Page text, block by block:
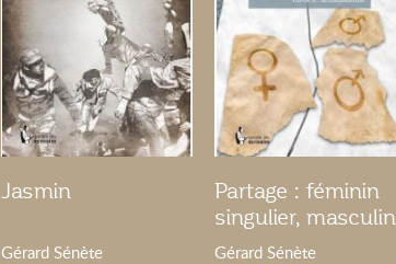
Jasmin
Gérard Sénète
Partage : féminin
singulier, masculin
pluriel - Tome 2
Gérard Sénète